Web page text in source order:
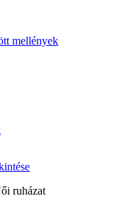
mellények
ruházat